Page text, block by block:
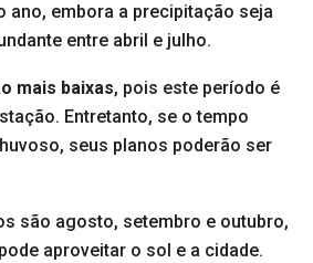
ano, embora a precipitação seja
entre abril e julho.
mais baixas, pois este período é
Entretanto, se o tempo
seus planos poderão ser
são agosto, setembro e outubro,
aproveitar o sol e a cidade.